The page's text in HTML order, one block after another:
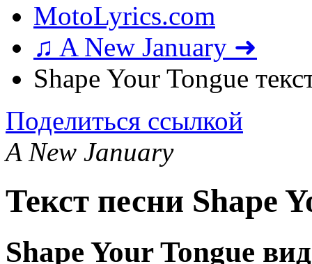
MotoLyrics.com
♫ A New January ➜
Shape Your Tongue
Поделиться ссылкой
A New January
Текст песни Shape
Shape Your Tongue